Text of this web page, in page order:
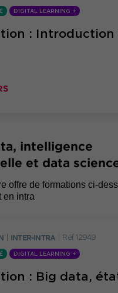
DIGITAL LEARNING +
: Introduction
intelligence
et data
offre de formations ci-
en intra
INTER-INTRA Réf. 12949
DIGITAL LEARNING +
: Big data,